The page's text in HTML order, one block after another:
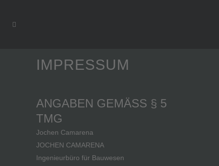
IMPRESSUM
ANGABEN GEMÄSS § 5 T
MG
Jochen Camarena
JOCHEN CAMARENA
Ingenieurbüro für Bauwesen